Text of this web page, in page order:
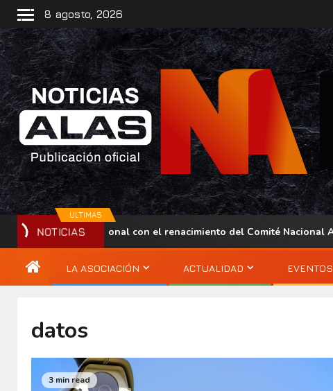
8 agosto, 2026
ULTIMAS
NOTICIAS
con el renacimiento del Comité Nacional ALAS Venezuela
LA ASOCIACIÓN ACTUALIDAD EVENTOS
datos
3 min read